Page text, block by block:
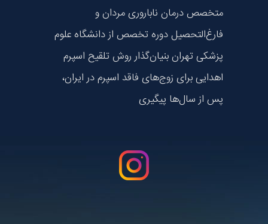
متخصص درمان ناباروری مردان و
فارغ‌التحصیل دوره تخصص از دانشگاه علوم
پزشکی تهران بنیان‌گذار روش تلقیح اسپرم
اهدایی برای زوج‌های فاقد اسپرم در ایران،
پس از سال‌ها پیگیری